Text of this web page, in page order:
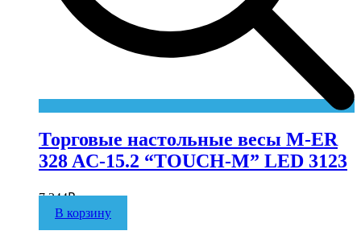
Торговые настольные весы M-ER
328 AC-15.2 “TOUCH-M” LED 3123
7 344₽
В корзину